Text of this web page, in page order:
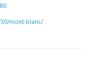
mont-blanc/